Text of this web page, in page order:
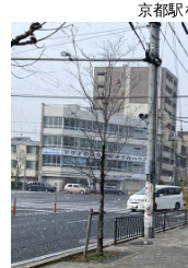
京都駅